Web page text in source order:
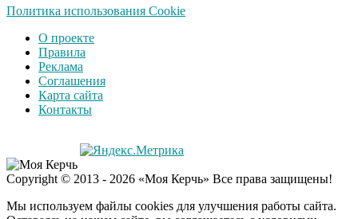
Политика использования Cookie
О проекте
Правила
Реклама
Соглашения
Карта сайта
Контакты
Copyright © 2013 - 2026 «Моя Керчь» Все права защищены!
Мы используем файлы cookies для улучшения работы сайта.